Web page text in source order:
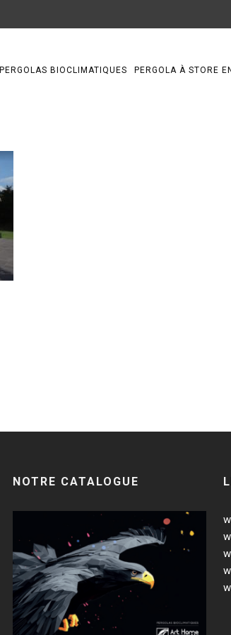
PERGOLAS BIOCLIMATIQUES PERGOLA À STORE
NOTRE CATALOGUE